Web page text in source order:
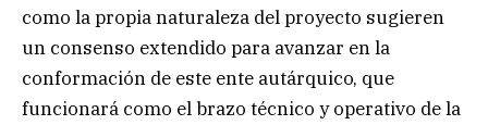
como la propia naturaleza del proyecto sugieren
un consenso extendido para avanzar en la
conformación de este ente autárquico, que
funcionará como el brazo técnico y operativo de la